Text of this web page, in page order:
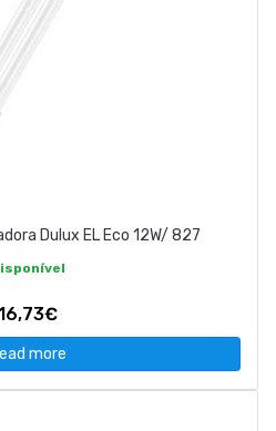
Dulux EL Eco 12W/ 827
more